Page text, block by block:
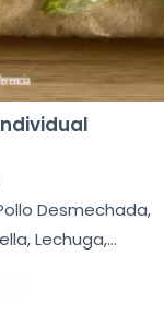
Desmechada,
Lechuga,...